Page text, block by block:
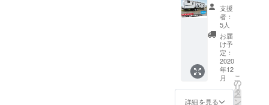
の予約
とさせ
ていた
だきま
す。 ▼
お礼の
お手紙
のご利
用とさ
せてい
ただき
ます。
（幼児
は無料
す。）
※この
時間帯
前には
太平洋
が一望
できる
立地に
ある”湯
かっ
ぺ”は、
窓を開
けると
半露天
レー
ラーハ
ウスに
企業名
やロゴ
を掲載
（片面
1/4サイ
ズ）
※掲載を
希望さ
支援
者：
5人
お届
け予
定：
2020
年12
月
詳細を見る
こ
の
リ
タ
ー
ン